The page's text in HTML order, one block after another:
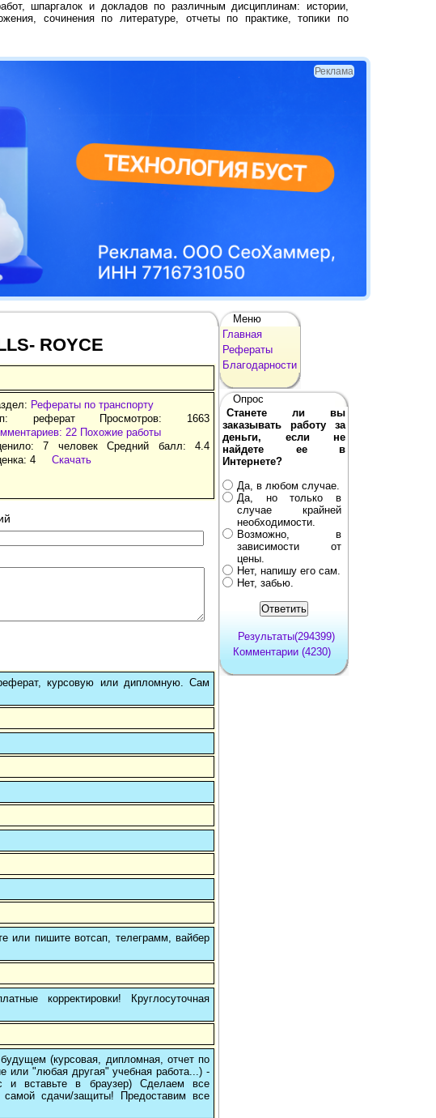
шпаргалок и докладов по различным дисциплинам: истории,
сочинения по литературе, отчеты по практике, топики по
Реклама
ROYCE
Рефераты по транспорту
реферат Просмотров: 1663
22 Похожие работы
7 человек Средний балл: 4.4
4 Скачать
курсовую или дипломную. Сам
или пишите вотсап, телеграмм, вайбер
корректировки! Круглосуточная
(курсовая, дипломная, отчет по
или "любая другая" учебная работа...) -
и вставьте в браузер) Сделаем все
сдачи/защиты! Предоставим все
Меню
Главная
Рефераты
Благодарности
Опрос
Станете ли вы
заказывать работу за
деньги, если не
найдете ее в
Интернете?
Да, в любом случае.
Да, но только в
случае крайней
необходимости.
Возможно, в
зависимости от
цены.
Нет, напишу его сам.
Нет, забью.
Результаты(294399)
Комментарии (4230)